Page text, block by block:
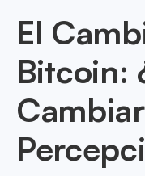
El
Bitcoin: